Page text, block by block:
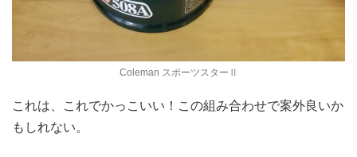
Coleman スポーツスターⅡ
これは、これでかっこいい！この組み合わせで案外良いか
もしれない。